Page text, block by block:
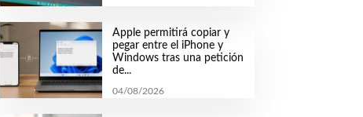
Apple permitirá copiar y
pegar entre el iPhone y
Windows tras una petición
de...
04/08/2026